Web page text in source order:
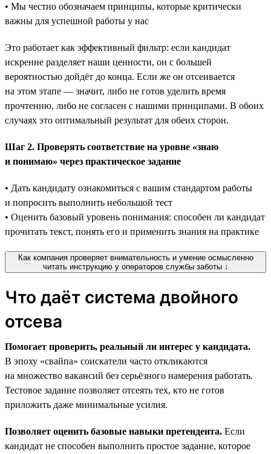
• Мы честно обозначаем принципы, которые критически
важны для успешной работы у нас
Это работает как эффективный фильтр: если кандидат
искренне разделяет наши ценности, он с большей
вероятностью дойдёт до конца. Если же он отсеивается
на этом этапе — значит, либо не готов уделить время
прочтению, либо не согласен с нашими принципами. В обоих
случаях это оптимальный результат для обеих сторон.
Шаг 2. Проверять соответствие на уровне «знаю
и понимаю» через практическое задание
• Дать кандидату ознакомиться с вашим стандартом работы
и попросить выполнить небольшой тест
• Оценить базовый уровень понимания: способен ли кандидат
прочитать текст, понять его и применить знания на практике
Как компания проверяет внимательность и умение осмысленно
читать инструкцию у операторов службы заботы ↓
Что даёт система двойного
отсева
Помогает проверить, реальный ли интерес у кандидата.
В эпоху «свайпа» соискатели часто откликаются
на множество вакансий без серьёзного намерения работать.
Тестовое задание позволяет отсеять тех, кто не готов
приложить даже минимальные усилия.
Позволяет оценить базовые навыки претендента. Если
кандидат не способен выполнить простое задание, которое